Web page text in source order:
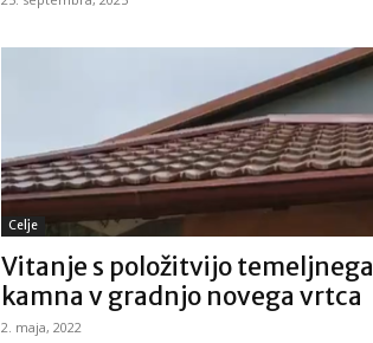
Celje
Vitanje s položitvijo temeljnega
kamna v gradnjo novega vrtca
2. maja, 2022